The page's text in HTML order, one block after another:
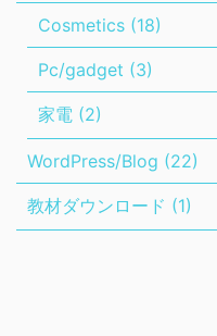
Cosmetics (18)
Pc/gadget (3)
家電 (2)
WordPress/Blog (22)
教材ダウンロード (1)